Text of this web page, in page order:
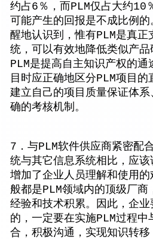
约占6％，而PLM仅占大约10
可能产生的回报是不成比例
醒地认识到，惟有PLM是真
统，可以有效地降低类似产品
PLM是提高自主知识产权的通
目时应正确地区分PLM项目的
建立自己的项目质量保证体
确的考核机制。
7．与PLM软件供应商紧密配
统与其它信息系统相比，应
增加了企业人员理解和使用
般都是PLM领域内的顶级厂
经验和技术积累。因此，企业
的，一定要在实施PLM过程
合，积极沟通，实现知识转移